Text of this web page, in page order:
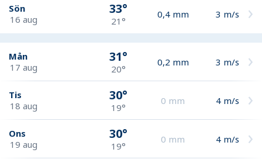
Sön
16 aug
33°
21°
0,4 mm 3 m/s
Mån
17 aug
31°
20°
0,2 mm 3 m/s
Tis
18 aug
30°
19°
0 mm 4 m/s
Ons
19 aug
30°
19°
0 mm 4 m/s